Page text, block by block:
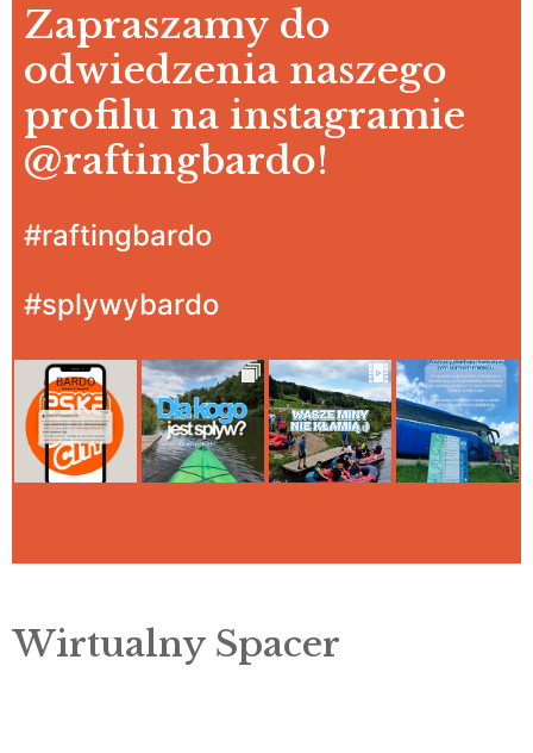
Zapraszamy do
odwiedzenia naszego
profilu na instagramie
@raftingbardo!
#raftingbardo
#splywybardo
Wirtualny Spacer